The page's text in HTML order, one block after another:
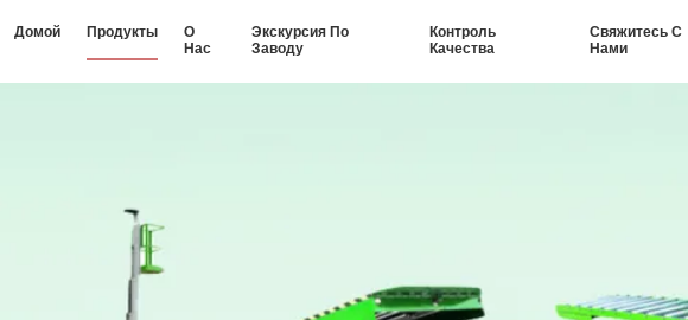
Домой Продукты
О
Нас
Экскурсия По
Заводу
Контроль
Качества
Свяжитесь С
Нами